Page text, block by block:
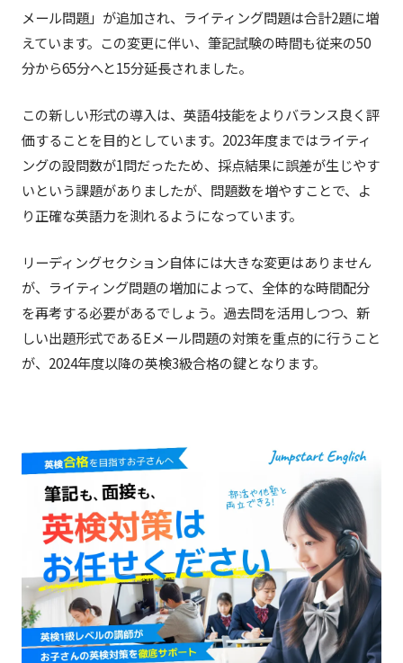
メール問題」が追加され、ライティング問題は合計2題に増
えています。この変更に伴い、筆記試験の時間も従来の50
分から65分へと15分延長されました。
この新しい形式の導入は、英語4技能をよりバランス良く評
価することを目的としています。2023年度まではライティ
ングの設問数が1問だったため、採点結果に誤差が生じやす
いという課題がありましたが、問題数を増やすことで、よ
り正確な英語力を測れるようになっています。
リーディングセクション自体には大きな変更はありません
が、ライティング問題の増加によって、全体的な時間配分
を再考する必要があるでしょう。過去問を活用しつつ、新
しい出題形式であるEメール問題の対策を重点的に行うこと
が、2024年度以降の英検3級合格の鍵となります。